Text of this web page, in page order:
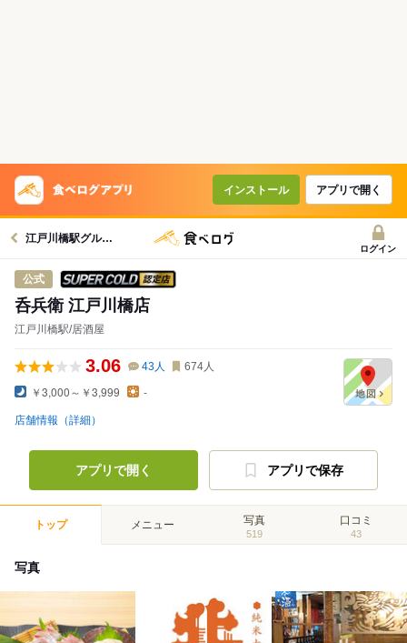
インストール アプリで開く
江戸川橋駅グルメへ
ログイン
公式
呑兵衛 江戸川橋店
江戸川橋駅/居酒屋
3.06 43人 674人
￥3,000～￥3,999 -
店舗情報（詳細）
アプリで開く アプリで保存
トップ メニュー 写真
519
口コミ
43
写真